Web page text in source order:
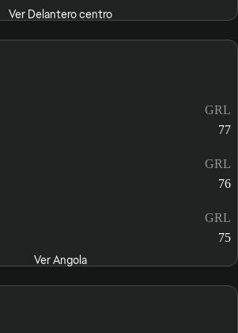
Ver Delantero centro
GRL
77
GRL
76
GRL
75
Ver Angola